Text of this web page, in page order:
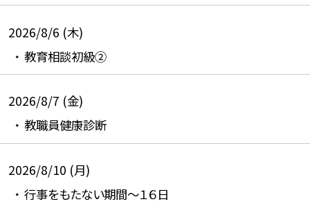
2026/8/6 (木)
教育相談初級②
2026/8/7 (金)
教職員健康診断
2026/8/10 (月)
行事をもたない期間～１６日